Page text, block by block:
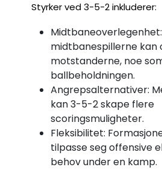
Styrker ved 3-5-2 inkluderer:
midtbanespillerne kan
motstanderne, noe
ballbeholdningen.
Angrepsalternativer:
kan 3-5-2 skape flere
scoringsmuligheter.
Fleksibilitet:
tilpasse seg offensive
behov under en kamp.